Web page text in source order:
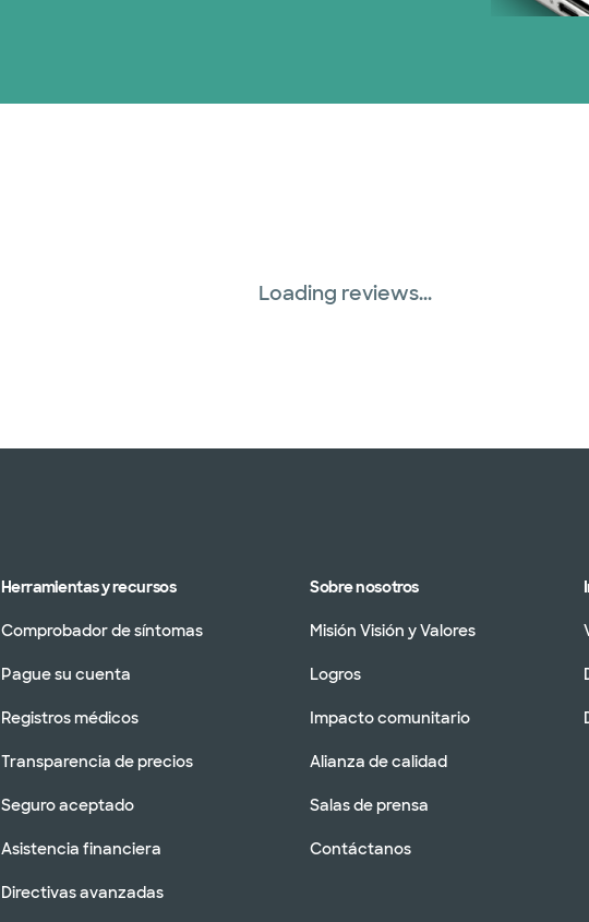
Loading reviews...
Herramientas y recursos
Comprobador de síntomas
Pague su cuenta
Registros médicos
Transparencia de precios
Seguro aceptado
Asistencia financiera
Directivas avanzadas
Sobre nosotros
Misión Visión y Valores
Logros
Impacto comunitario
Alianza de calidad
Salas de prensa
Contáctanos